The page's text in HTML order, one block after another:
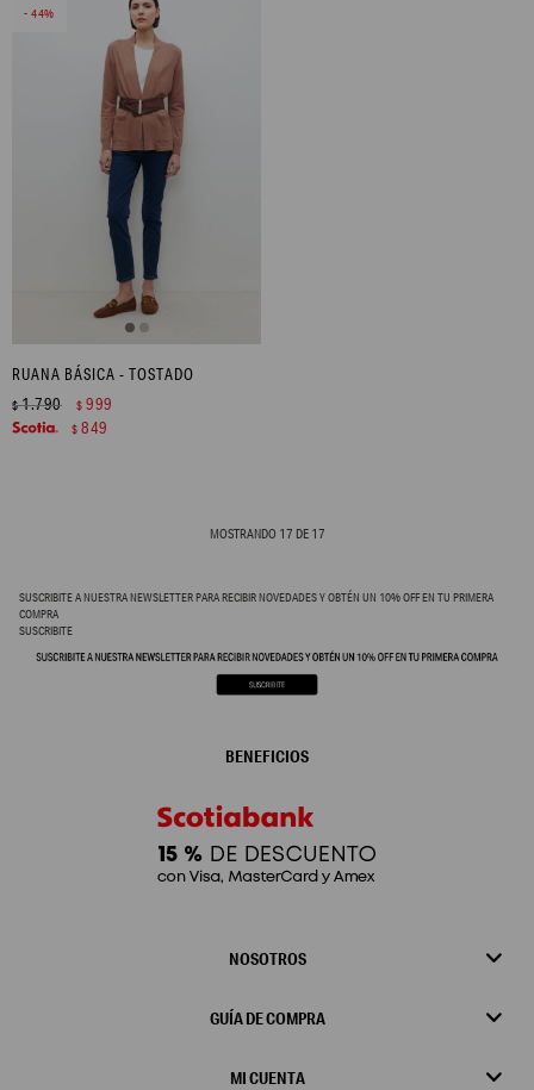
44
RUANA BÁSICA - TOSTADO
$1.790 $ 999
$ 849
MOSTRANDO 17 DE 17
SUSCRIBITE A NUESTRA NEWSLETTER PARA RECIBIR NOVEDADES Y OBTÉN UN 10% OFF EN TU PRIMERA
COMPRA
SUSCRIBITE
NOSOTROS
GUÍA DE COMPRA
MI CUENTA
BENEFICIOS